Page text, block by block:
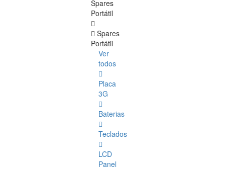
Spares
Portátil
Spares
Portátil
Ver
todos
Placa
3G
Baterias
Teclados
LCD
Panel